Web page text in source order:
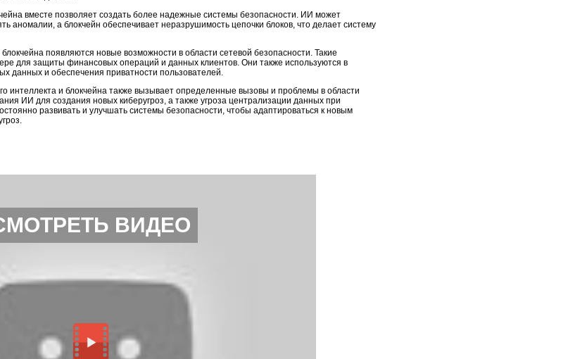
вместе позволяет создать более надежные системы безопасности. ИИ может
аномалии, а блокчейн обеспечивает неразрушимость цепочки блоков, что делает систему
появляются новые возможности в области сетевой безопасности. Такие
для защиты финансовых операций и данных клиентов. Они также используются в
данных и обеспечения приватности пользователей.
интеллекта и блокчейна также вызывает определенные вызовы и проблемы в области
ИИ для создания новых киберугроз, а также угроза централизации данных при
развивать и улучшать системы безопасности, чтобы адаптироваться к новым
ВИДЕО